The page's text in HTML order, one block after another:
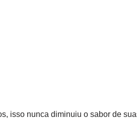
isso nunca diminuiu o sabor de